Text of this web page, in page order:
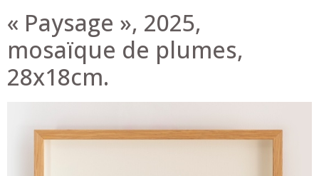
« Paysage », 2025,
mosaïque de plumes,
28x18cm.